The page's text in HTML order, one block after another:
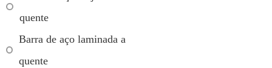
quente
Barra de aço laminada a
quente